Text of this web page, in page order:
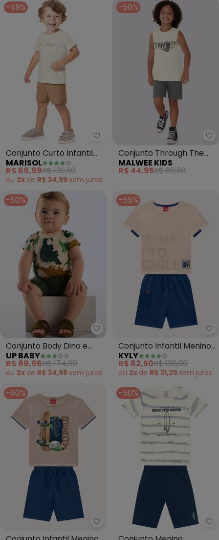
-49%
Marisol - Conjunto Curto
Conjunto Curto Infantil
(Bege)
MARISOL
R$ 69,99R$ 139,90
ou 2x de R$ 34,99 sem juros
-50%
Conjunto Through The
Streets (Bege)
MALWEE KIDS
R$ 44,95R$ 89,90
-60%
Up Baby - Conjunto Body Dino
Conjunto Body Dino e
Bermuda Bebê (Bege)
UP BABY
R$ 69,96R$ 174,90
ou 2x de R$ 34,98 sem juros
-55%
Conjunto Infantil Menino
Lettering (Bege)
KYLY
R$ 62,50R$ 138,90
ou 2x de R$ 31,25 sem juros
-60%
Kyly - Conjunto Infantil Menino
-50%